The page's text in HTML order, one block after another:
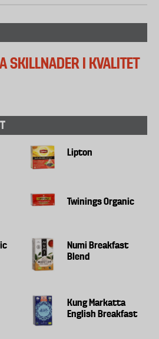
SKILLNADER I KVALITET
Lipton
Twinings Organic
Numi Breakfast
Blend
Kung Markatta
English Breakfast